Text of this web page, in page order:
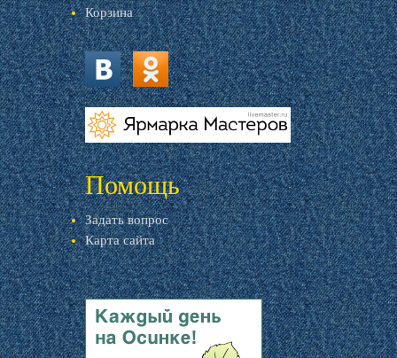
Корзина
vk.com ok.ru
livemaster.ru
Помощь
Задать вопрос
Карта сайта